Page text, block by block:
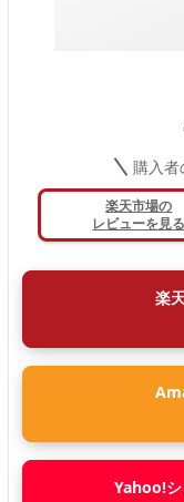
購入者
楽天市場の
レビューを見る
楽
Yahoo!